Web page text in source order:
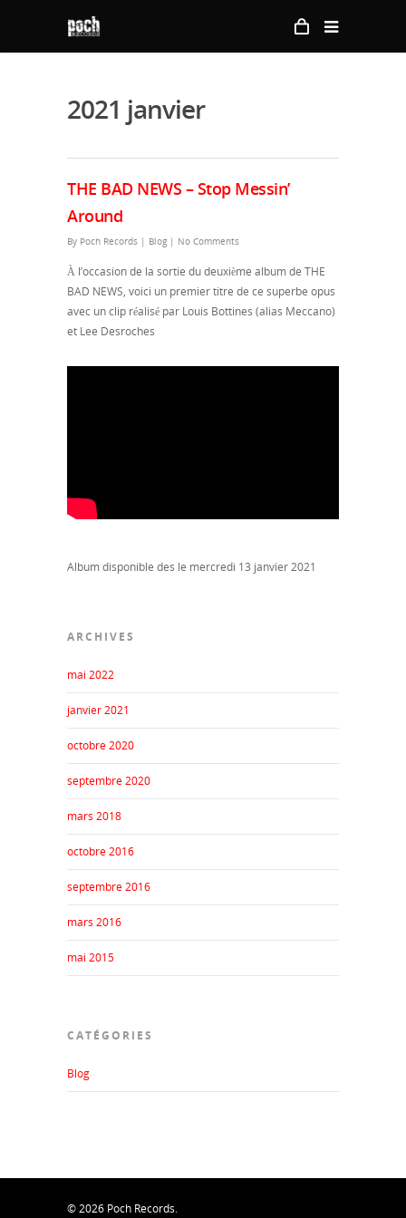
2021 janvier
THE BAD NEWS – Stop Messin’
Around
By Poch Records | Blog | No Comments
À l’occasion de la sortie du deuxième album de THE
BAD NEWS, voici un premier titre de ce superbe opus
avec un clip réalisé par Louis Bottines (alias Meccano)
et Lee Desroches
Album disponible des le mercredi 13 janvier 2021
ARCHIVES
mai 2022
janvier 2021
octobre 2020
septembre 2020
mars 2018
octobre 2016
septembre 2016
mars 2016
mai 2015
CATÉGORIES
Blog
© 2026 Poch Records.